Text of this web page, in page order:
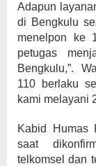
Adapun
di Bengkulu
menelpon ke
petugas
Bengkulu,”.
110 berlaku
kami melayani
Kabid Humas
saat
telkomsel dan